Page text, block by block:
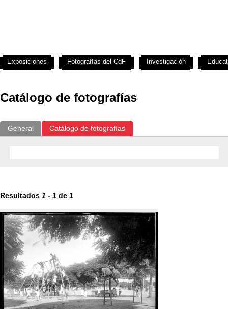
Catálogo de fotografías
General Catálogo de fotografías
Resultados 1 - 1 de 1
Exposiciones Fotografías del CdF Investigación